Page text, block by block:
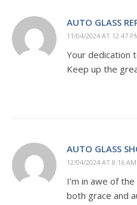
AUTO GLASS
11/04/2024 AT 12:47
Your dedication
Keep up the
AUTO GLASS
12/04/2024 AT 8:16 AM
I’m in awe of
both grace and